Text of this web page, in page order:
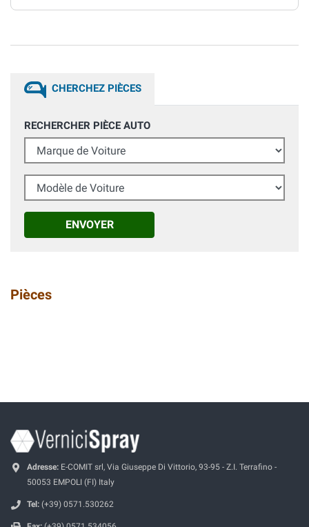
CHERCHEZ PIÈCES
RECHERCHER PIÈCE AUTO
Marque de Voiture
Modèle de Voiture
ENVOYER
Pièces
Adresse: E-COMIT srl, Via Giuseppe Di Vittorio, 93-95 - Z.I. Terrafino -
50053 EMPOLI (FI) Italy
Tel: (+39) 0571.530262